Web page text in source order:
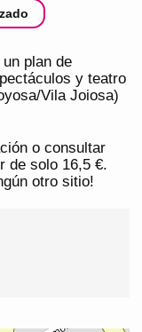
plan de
y teatro
Vila Joiosa)
o consultar
de solo 16,5 €.
otro sitio!